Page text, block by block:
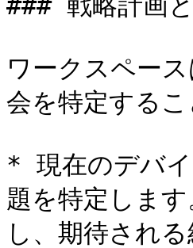
ワークスペー
会を特定する
* 現在のデバイ
題を特定しま
し、期待され